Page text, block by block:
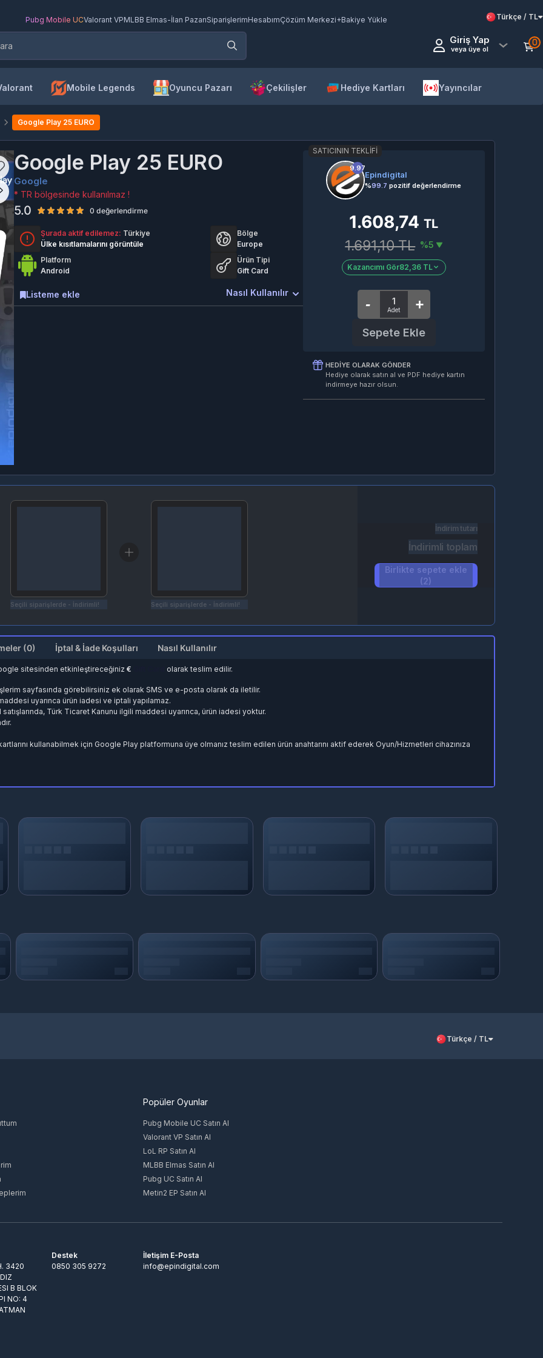
Pubg Mobile UCValorant VPMLBB Elmas-İlan PazarıSiparişlerimHesabımÇözüm Merkezi+Bakiye Yükle Türkçe / TL
Giriş Yap
veya üye ol
0
Mobile Legends Oyuncu Pazarı Çekilişler Hediye Kartları Yayıncılar
Google Play 25 EURO
Google Play 25 EURO
Google
* TR bölgesinde kullanılmaz !
5.0 0 değerlendirme
Şurada aktif edilemez: Türkiye
Ülke kısıtlamalarını görüntüle
Bölge
Europe
Platform
Android
Ürün Tipi
Gift Card
Nasıl Kullanılır
Listeme ekle
SATICININ TEKLIFI
9.97
Epindigital
%99.7 pozitif değerlendirme
1.608,74TL
1.691,10 TL %5
Kazancımı Gör82,36 TL
Sepete Ekle
HEDIYE OLARAK GÖNDER
Hediye olarak satın al ve PDF hediye kartın
indirmeye hazır olsun.
Seçili siparişlerde - İndirimli! Seçili siparişlerde - İndirimli!
İndirim tutarı
İndirimli toplam
Birlikte sepete ekle
(2)
Değerlendirmeler (0) İptal & İade Koşulları Nasıl Kullanılır
sitesinden etkinleştireceğiniz€ olarak teslim edilir.
sayfasında görebilirsiniz ek olarak SMS ve e-posta olarak da iletilir.
uyarınca ürün iadesi ve iptali yapılamaz.
Türk Ticaret Kanunu ilgili maddesi uyarınca, ürün iadesi yoktur.
kullanabilmek için Google Play platformuna üye olmanız teslim edilen ürün anahtarını aktif ederek Oyun/Hizmetleri cihazınıza
Türkçe / TL
Popüler Oyunlar
Pubg Mobile UC Satın Al
Valorant VP Satın Al
LoL RP Satın Al
MLBB Elmas Satın Al
Pubg UC Satın Al
Metin2 EP Satın Al
3420
B BLOK
NO: 4
Destek
0850 305 9272
İletişim E-Posta
info@epindigital.com